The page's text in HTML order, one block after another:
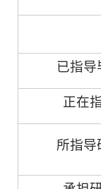
已指导
正在
所指导